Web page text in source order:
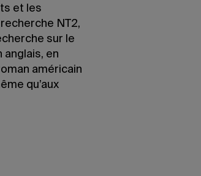
et les
NT2,
sur le
en
américain
qu’aux